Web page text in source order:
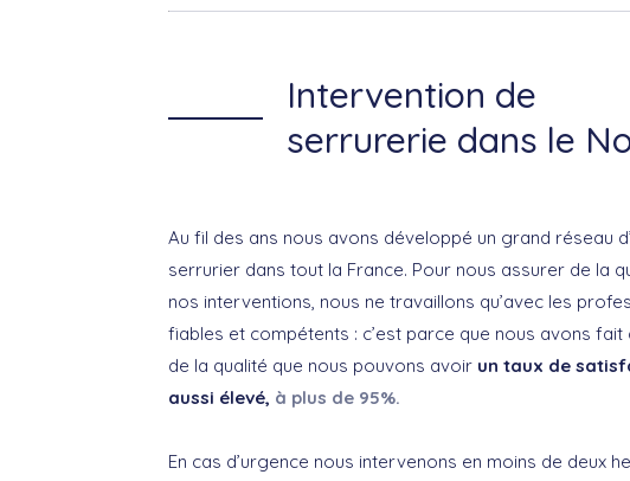
Intervention de
serrurerie dans le
Au fil des ans nous avons développé un grand réseau
serrurier dans tout la France. Pour nous assurer de la
nos interventions, nous ne travaillons qu’avec les
fiables et compétents : c’est parce que nous avons fait
de la qualité que nous pouvons avoir un taux de
aussi élevé, à plus de 95%.
En cas d’urgence nous intervenons en moins de deux